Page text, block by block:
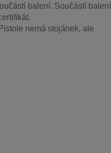
balení. Součástí balení
nemá stojánek, ale